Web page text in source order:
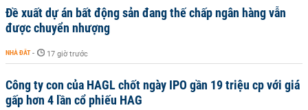
Đề xuất dự án bất động sản đang thế chấp ngân hàng vẫn
được chuyển nhượng
NHÀ ĐẤT - 17 giờ trước
Công ty con của HAGL chốt ngày IPO gần 19 triệu cp với giá
gấp hơn 4 lần cổ phiếu HAG